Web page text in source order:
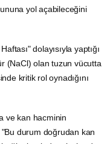
yol açabileceğini
dolayısıyla yaptığı
(NaCl) olan tuzun vücutta
kritik rol oynadığını
ve kan hacminin
"Bu durum doğrudan kan